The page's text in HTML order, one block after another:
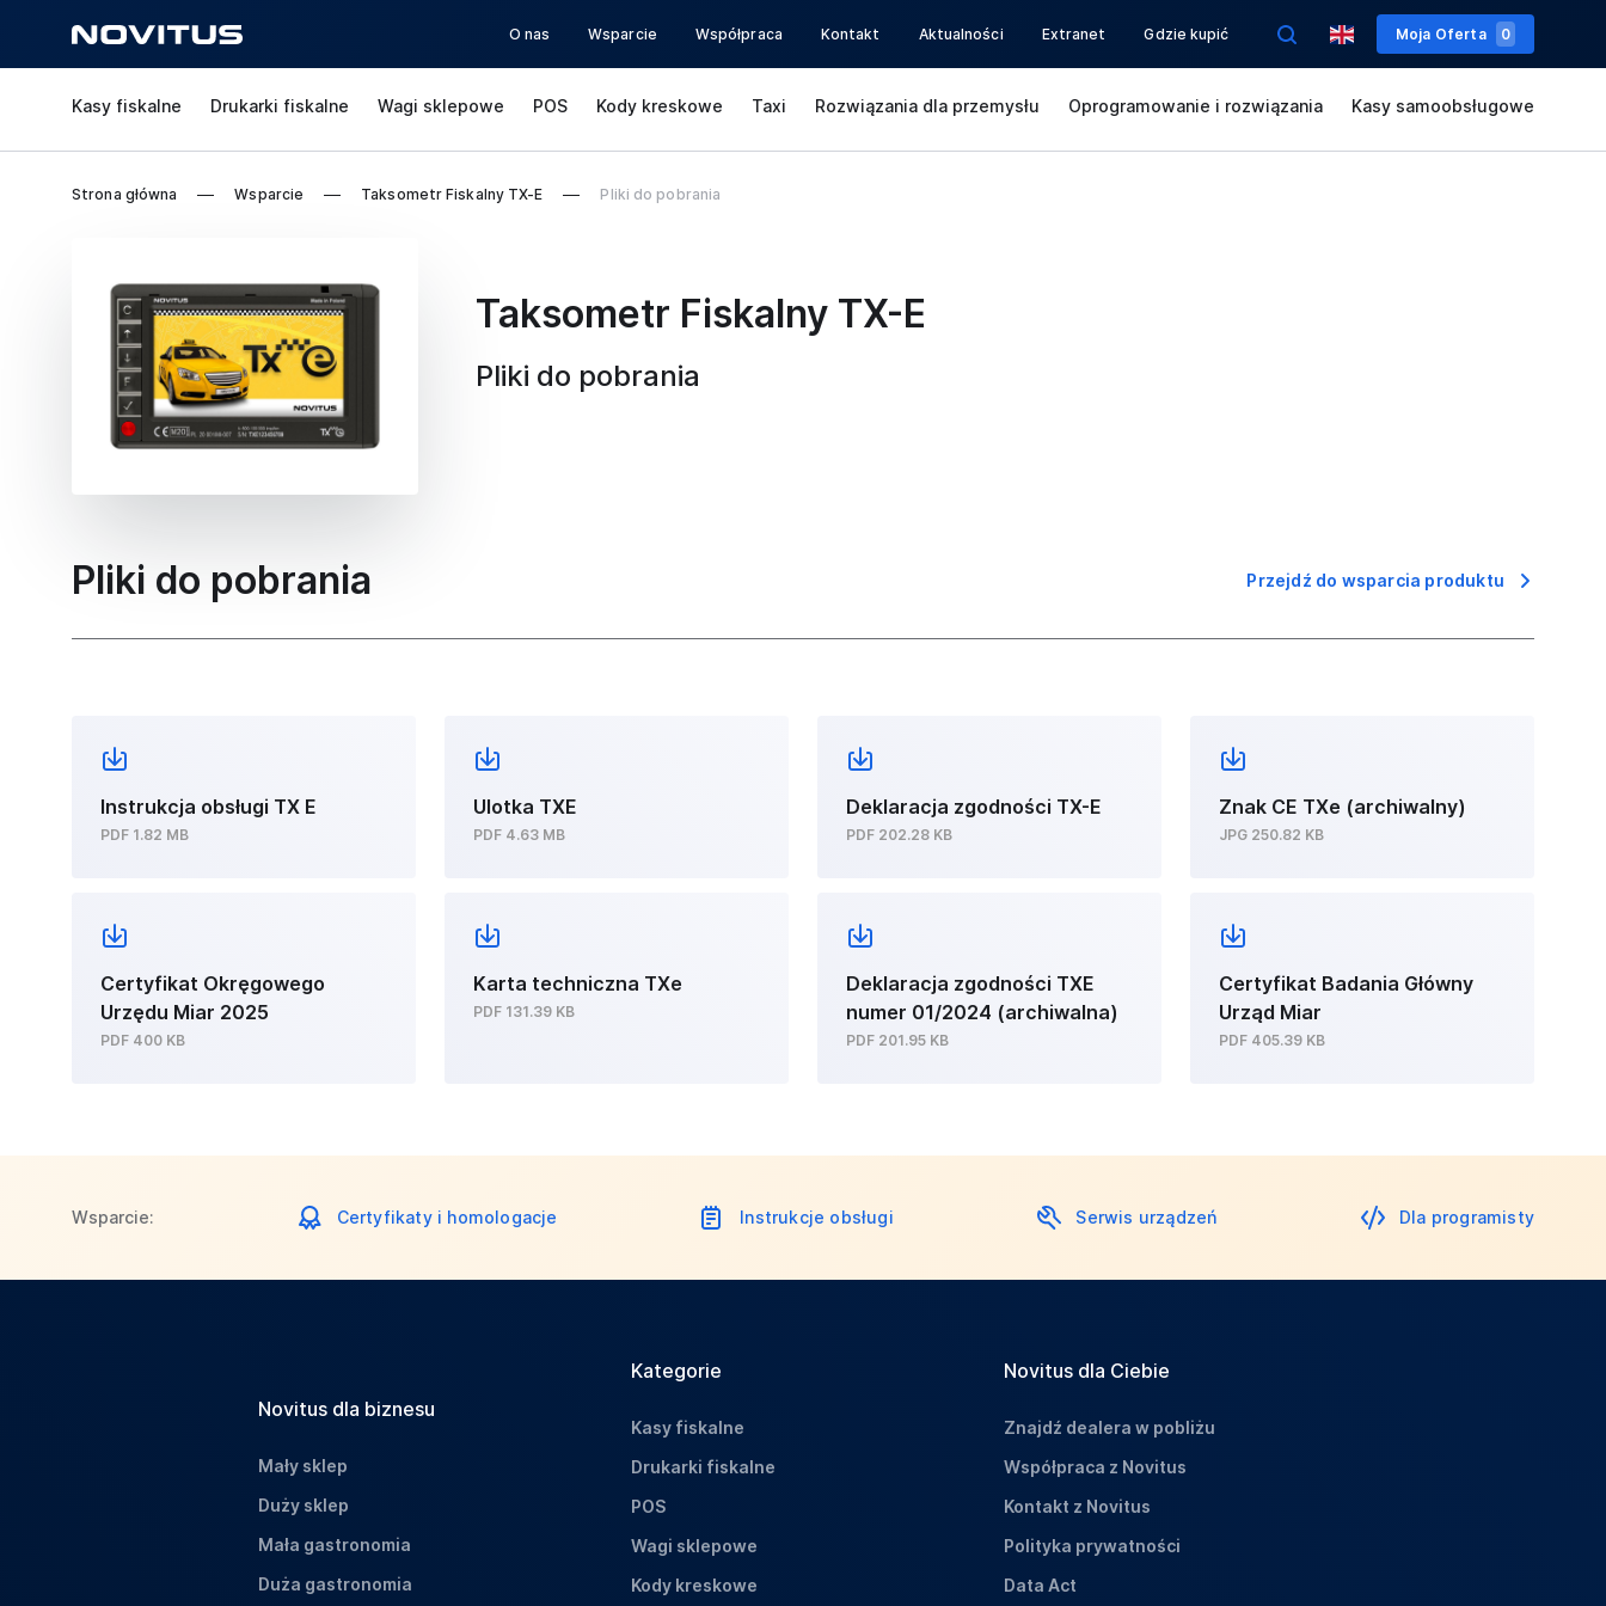
O nas Wsparcie Współpraca Kontakt Aktualności Extranet Gdzie kupić Moja Oferta 0
Kasy fiskalne Drukarki fiskalne Wagi sklepowe POS Kody kreskowe Taxi Rozwiązania dla przemysłu Oprogramowanie i rozwiązania Kasy samoobsługowe
Strona główna Wsparcie Taksometr Fiskalny TX-E Pliki do pobrania
Taksometr Fiskalny TX-E
Pliki do pobrania
Pliki do pobrania Przejdź do wsparcia produktu
Instrukcja obsługi TX E
PDF 1.82 MB
Ulotka TXE
PDF 4.63 MB
Deklaracja zgodności TX-E
PDF 202.28 KB
Znak CE TXe (archiwalny)
JPG 250.82 KB
Certyfikat Okręgowego
Urzędu Miar 2025
PDF 400 KB
Karta techniczna TXe
PDF 131.39 KB
Deklaracja zgodności TXE
numer 01/2024 (archiwalna)
PDF 201.95 KB
Certyfikat Badania Główny
Urząd Miar
PDF 405.39 KB
Wsparcie: Certyfikaty i homologacje Instrukcje obsługi Serwis urządzeń Dla programisty
Novitus dla biznesu
Mały sklep
Duży sklep
Mała gastronomia
Duża gastronomia
Kategorie
Kasy fiskalne
Drukarki fiskalne
POS
Wagi sklepowe
Kody kreskowe
Novitus dla Ciebie
Znajdź dealera w pobliżu
Współpraca z Novitus
Kontakt z Novitus
Polityka prywatności
Data Act